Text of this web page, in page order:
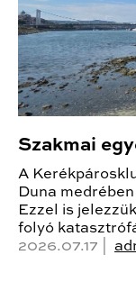
Szakmai
A
Duna
Ezzel is
folyó
2026.07.17 |